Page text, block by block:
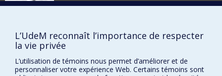
Plan du site
Accessibilité
L’UdeM reconnaît l’importance de respecter
la vie privée
L’utilisation de témoins nous permet d’améliorer et de
personnaliser votre expérience Web. Certains témoins sont